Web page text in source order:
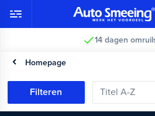
14 dagen
Homepage
Filteren